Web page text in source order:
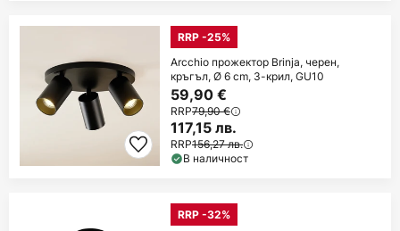
RRP -25%
Arcchio прожектор Brinja, черен,
кръгъл, Ø 6 cm, 3-крил, GU10
59,90 €
RRP79,90 €
117,15 лв.
RRP156,27 лв.
В наличност
RRP -32%